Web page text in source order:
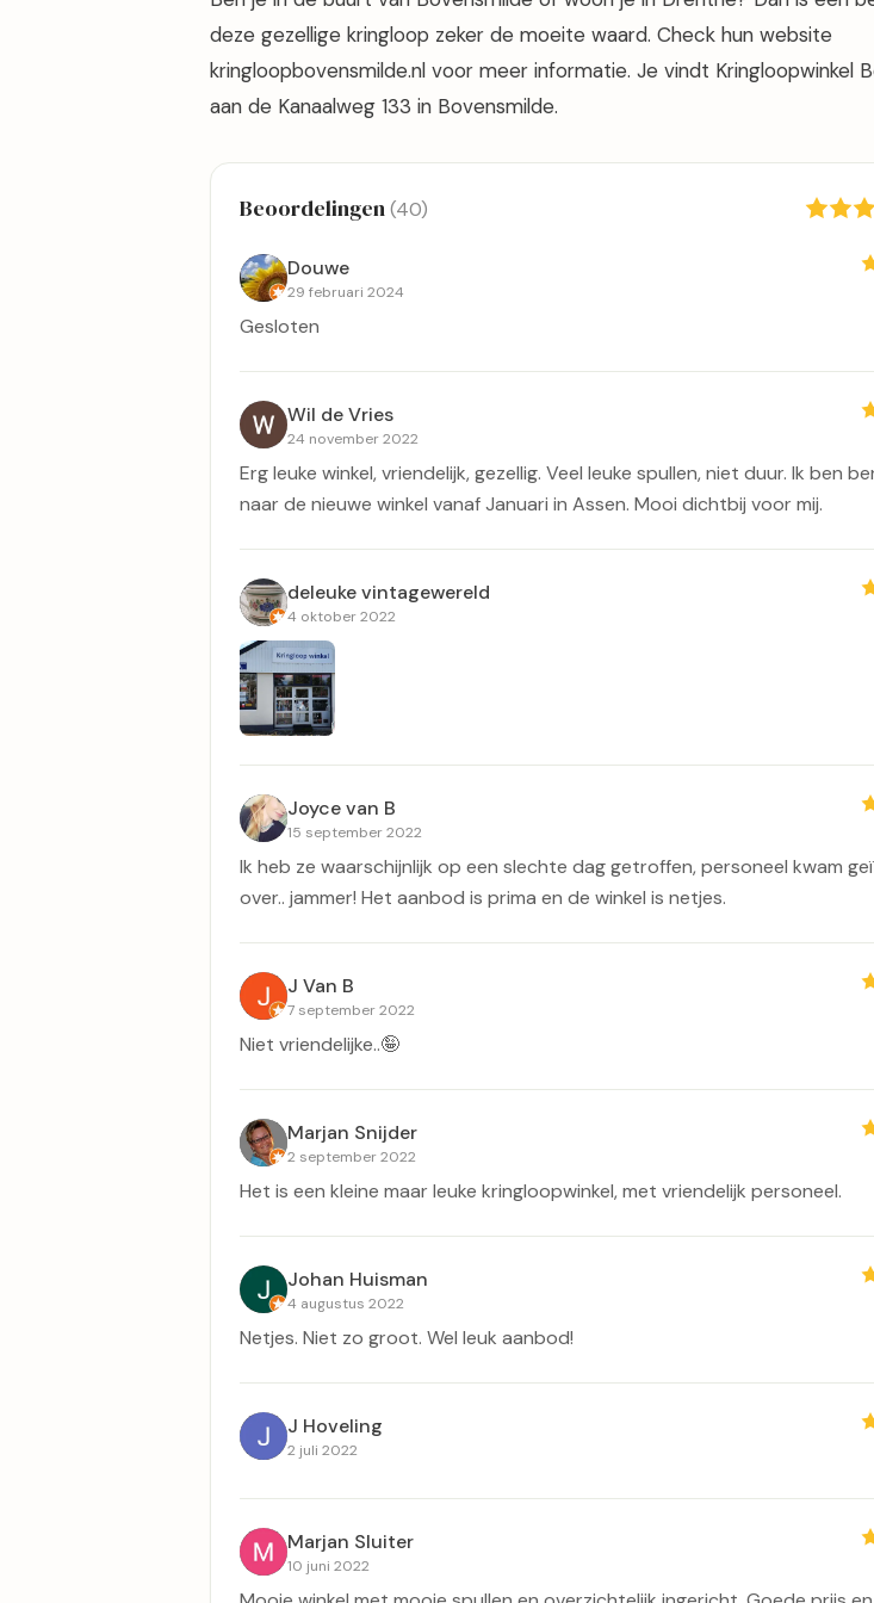
deze gezellige kringloop zeker de moeite waard. Check hun website
kringloopbovensmilde.nl voor meer informatie. Je vindt Kringloopwinkel
aan de Kanaalweg 133 in Bovensmilde.
Beoordelingen(40)
Douwe
29 februari 2024
Gesloten
Wil de Vries
24 november 2022
Erg leuke winkel, vriendelijk, gezellig. Veel leuke spullen, niet duur. Ik ben
naar de nieuwe winkel vanaf Januari in Assen. Mooi dichtbij voor mij.
deleuke vintagewereld
4 oktober 2022
Joyce van B
15 september 2022
Ik heb ze waarschijnlijk op een slechte dag getroffen, personeel kwam
over.. jammer! Het aanbod is prima en de winkel is netjes.
J Van B
7 september 2022
Niet vriendelijke..🤪
Marjan Snijder
2 september 2022
Het is een kleine maar leuke kringloopwinkel, met vriendelijk personeel.
Johan Huisman
4 augustus 2022
Netjes. Niet zo groot. Wel leuk aanbod!
J Hoveling
2 juli 2022
Marjan Sluiter
10 juni 2022